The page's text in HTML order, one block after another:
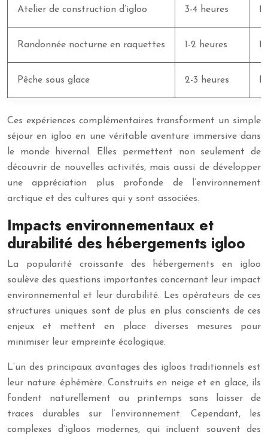
Atelier de construction d’igloo 3-4 heures
Randonnée nocturne en raquettes 1-2 heures
Pêche sous glace 2-3 heures
Ces expériences complémentaires transforment un simple
séjour en igloo en une véritable aventure immersive dans
le monde hivernal. Elles permettent non seulement de
découvrir de nouvelles activités, mais aussi de développer
une appréciation plus profonde de l’environnement
arctique et des cultures qui y sont associées.
Impacts environnementaux et
durabilité des hébergements igloo
La popularité croissante des hébergements en igloo
soulève des questions importantes concernant leur impact
environnemental et leur durabilité. Les opérateurs de ces
structures uniques sont de plus en plus conscients de ces
enjeux et mettent en place diverses mesures pour
minimiser leur empreinte écologique.
L’un des principaux avantages des igloos traditionnels est
leur nature éphémère. Construits en neige et en glace, ils
fondent naturellement au printemps sans laisser de
traces durables sur l’environnement. Cependant, les
complexes d’igloos modernes, qui incluent souvent des